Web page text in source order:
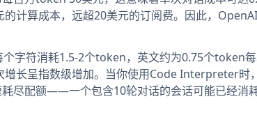
计算成本，远超20美元的订阅费。因此，
字符消耗1.5-2个token，英文约为0.75个token
长呈指数级增加。当你使用Code Interpreter时
尽配额——一个包含10轮对话的会话可能已经消